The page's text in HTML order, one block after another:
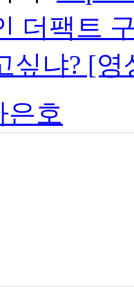
더팩트
싶냐? [
은호